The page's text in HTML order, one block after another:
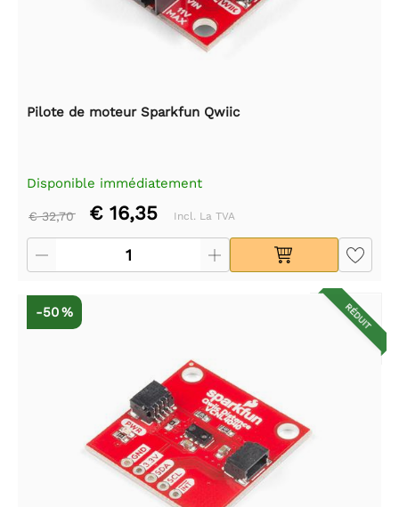
Pilote de moteur Sparkfun Qwiic
Disponible immédiatement
€ 32,70 € 16,35 Incl. La TVA
RÉDUIT
-50 %